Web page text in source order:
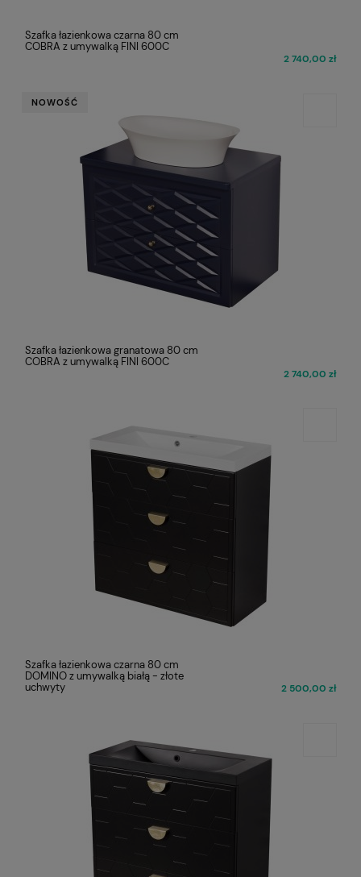
Szafka łazienkowa czarna 80 cm
COBRA z umywalką FINI 600C
2 740,00 zł
Szafka łazienkowa granatowa 80 cm
COBRA z umywalką FINI 600C
2 740,00 zł
NOWOŚĆ
Szafka łazienkowa czarna 80 cm
DOMINO z umywalką białą - złote
uchwyty
2 500,00 zł